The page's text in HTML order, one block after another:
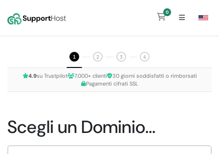
0
Carrello
1 2 3 4
4.9su Trustpilot 7.000+ clienti
30 giorni soddisfatti o rimborsati
Pagamenti cifrati SSL
Scegli un Dominio...